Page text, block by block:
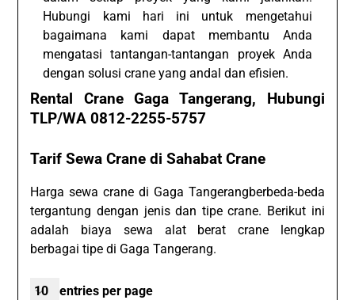
Hubungi kami hari ini untuk mengetahui
bagaimana kami dapat membantu Anda
mengatasi tantangan-tantangan proyek Anda
dengan solusi crane yang andal dan efisien.
Rental Crane Gaga Tangerang, Hubungi
TLP/WA 0812-2255-5757
Tarif Sewa Crane di Sahabat Crane
Harga sewa crane di Gaga Tangerangberbeda-beda
tergantung dengan jenis dan tipe crane. Berikut ini
adalah biaya sewa alat berat crane lengkap
berbagai tipe di Gaga Tangerang.
entries per page